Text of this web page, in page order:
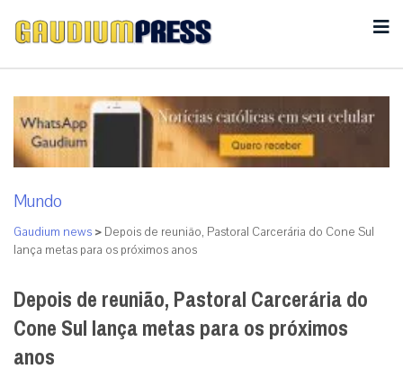
Mundo
Gaudium news > Depois de reunião, Pastoral Carcerária do Cone Sul
lança metas para os próximos anos
Depois de reunião, Pastoral Carcerária do
Cone Sul lança metas para os próximos
anos